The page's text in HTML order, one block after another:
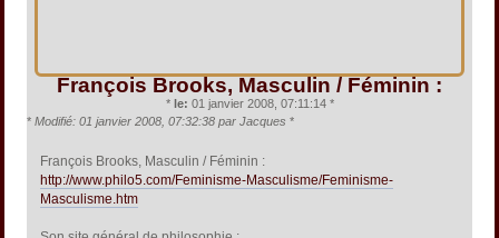
François Brooks, Masculin / Féminin :
* le: 01 janvier 2008, 07:11:14 *
* Modifié: 01 janvier 2008, 07:32:38 par Jacques *
François Brooks, Masculin / Féminin :
http://www.philo5.com/Feminisme-Masculisme/Feminisme-
Masculisme.htm